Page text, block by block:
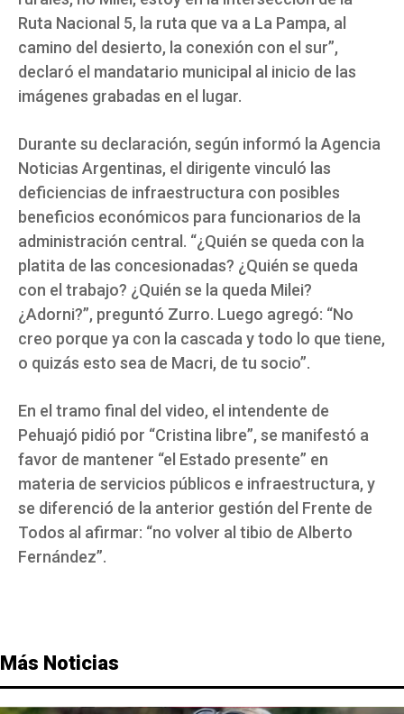
Ruta Nacional 5, la ruta que va a La Pampa, al
camino del desierto, la conexión con el sur”,
declaró el mandatario municipal al inicio de las
imágenes grabadas en el lugar.
Durante su declaración, según informó la Agencia
Noticias Argentinas, el dirigente vinculó las
deficiencias de infraestructura con posibles
beneficios económicos para funcionarios de la
administración central. “¿Quién se queda con la
platita de las concesionadas? ¿Quién se queda
con el trabajo? ¿Quién se la queda Milei?
¿Adorni?”, preguntó Zurro. Luego agregó: “No
creo porque ya con la cascada y todo lo que tiene,
o quizás esto sea de Macri, de tu socio”.
En el tramo final del video, el intendente de
Pehuajó pidió por “Cristina libre”, se manifestó a
favor de mantener “el Estado presente” en
materia de servicios públicos e infraestructura, y
se diferenció de la anterior gestión del Frente de
Todos al afirmar: “no volver al tibio de Alberto
Fernández”.
Más Noticias